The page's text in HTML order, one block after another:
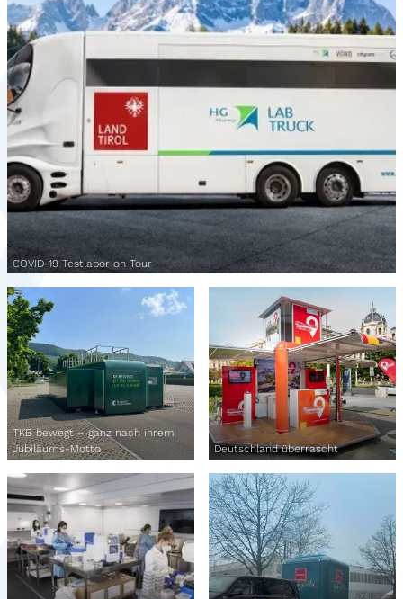
COVID-19 Testlabor on Tour
TKB bewegt – ganz nach ihrem
Jubiläums-Motto
Deutschland überrascht